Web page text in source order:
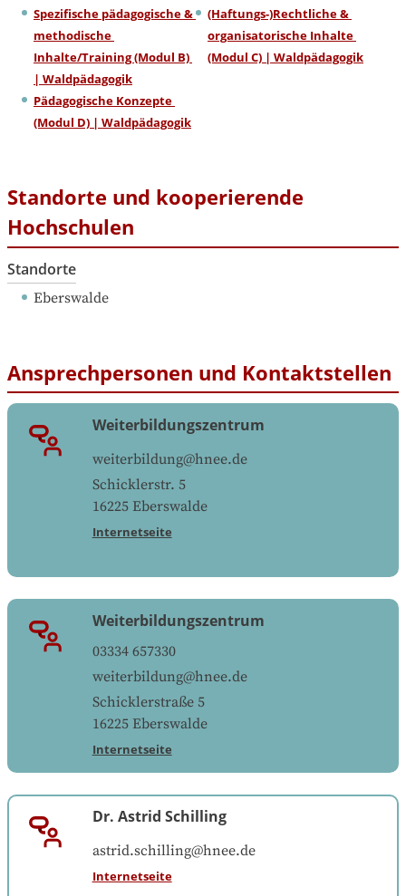
Spezifische pädagogische &
methodische
Inhalte/Training (Modul B)
| Waldpädagogik
(Haftungs-)Rechtliche &
organisatorische Inhalte
(Modul C) | Waldpädagogik
Pädagogische Konzepte
(Modul D) | Waldpädagogik
Standorte und kooperierende
Hochschulen
Standorte
Eberswalde
Ansprechpersonen und Kontaktstellen
Weiterbildungszentrum
weiterbildung@hnee.de
Schicklerstr. 5
16225 Eberswalde
Internetseite
Weiterbildungszentrum
03334 657330
weiterbildung@hnee.de
Schicklerstraße 5
16225 Eberswalde
Internetseite
Dr. Astrid Schilling
astrid.schilling@hnee.de
Internetseite